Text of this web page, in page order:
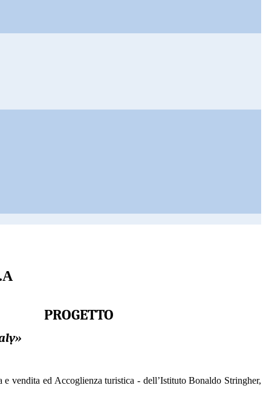
PROGETTO
»
vendita ed Accoglienza turistica - dell’Istituto Bonaldo Stringher,